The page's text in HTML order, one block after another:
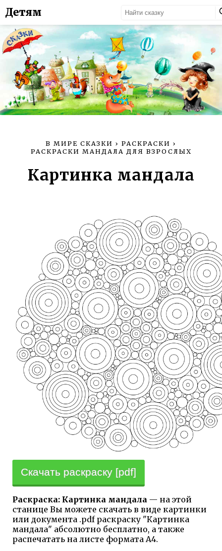
Детям
В МИРЕ СКАЗКИ › РАСКРАСКИ ›
РАСКРАСКИ МАНДАЛА ДЛЯ ВЗРОСЛЫХ
Картинка мандала
Скачать раскраску [pdf]
Раскраска: Картинка мандала — на этой
станице Вы можете скачать в виде картинки
или документа .pdf раскраску "Картинка
мандала" абсолютно бесплатно, а также
распечатать на листе формата А4.